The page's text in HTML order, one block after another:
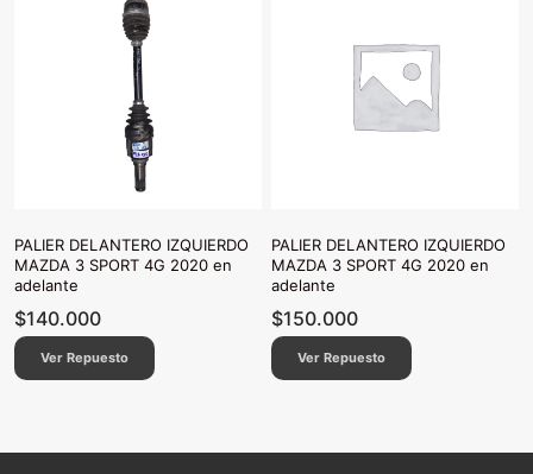
PALIER DELANTERO IZQUIERDO
MAZDA 3 SPORT 4G 2020 en
adelante
$140.000
Ver Repuesto
PALIER DELANTERO IZQUIERDO
MAZDA 3 SPORT 4G 2020 en
adelante
$150.000
Ver Repuesto